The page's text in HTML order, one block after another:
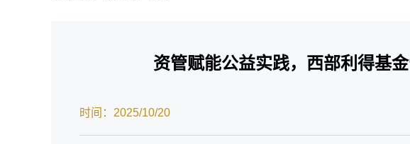
资管赋能公益实践，西部利得基
时间：2025/10/20